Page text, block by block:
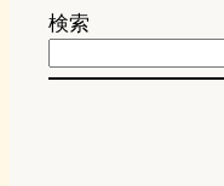
検索